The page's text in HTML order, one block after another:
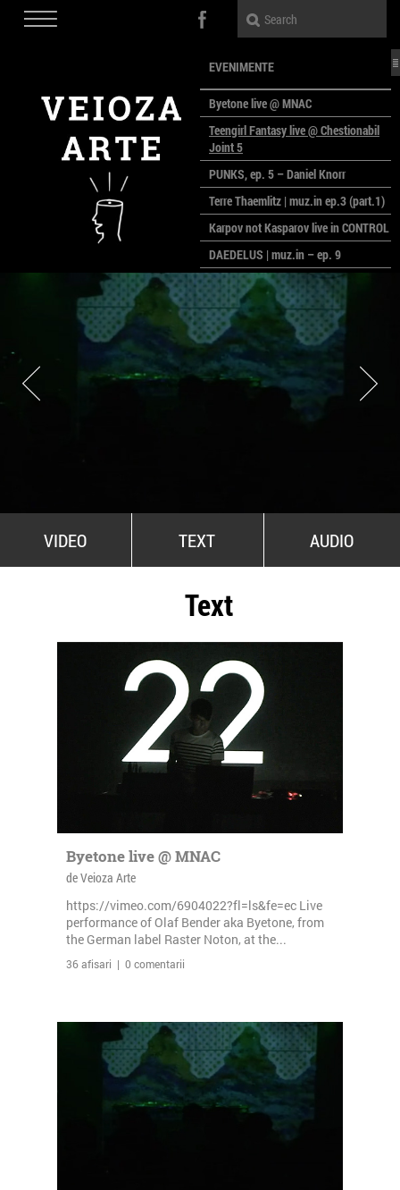
EVENIMENTE
Byetone live @ MNAC
Teengirl Fantasy live @ Chestionabil
Joint 5
PUNKS, ep. 5 – Daniel Knorr
Terre Thaemlitz | muz.in ep.3 (part.1)
Karpov not Kasparov live in CONTROL
DAEDELUS | muz.in – ep. 9
LALELE, LALELE – prima premieră a
anului la MACAZ
CinePOLSKA – filme poloneze la
București
PEOPLE OF ROMANIA se lansează la
galeria Simeza
All Stars For Outernational
VIDEO TEXT AUDIO
Text
Byetone live @ MNAC
de Veioza Arte
https://vimeo.com/6904022?fl=ls&fe=ec Live
performance of Olaf Bender aka Byetone, from
the German label Raster Noton, at the...
36 afisari | 0 comentarii